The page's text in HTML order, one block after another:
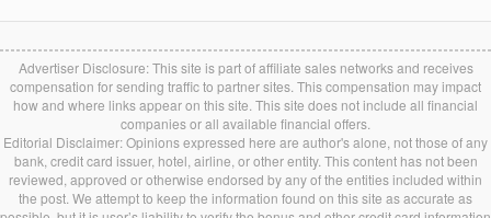
Advertiser Disclosure: This site is part of affiliate sales networks and receives
compensation for sending traffic to partner sites. This compensation may impact
how and where links appear on this site. This site does not include all financial
companies or all available financial offers.
Editorial Disclaimer: Opinions expressed here are author's alone, not those of any
bank, credit card issuer, hotel, airline, or other entity. This content has not been
reviewed, approved or otherwise endorsed by any of the entities included within
the post. We attempt to keep the information found on this site as accurate as